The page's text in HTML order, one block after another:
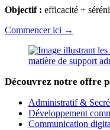
Objectif : efficacité +
Commencer ici →
Découvrez notre offre
Administratif &
Développement
Communication